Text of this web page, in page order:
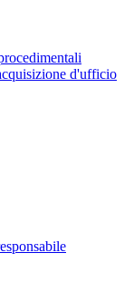
d'ufficio